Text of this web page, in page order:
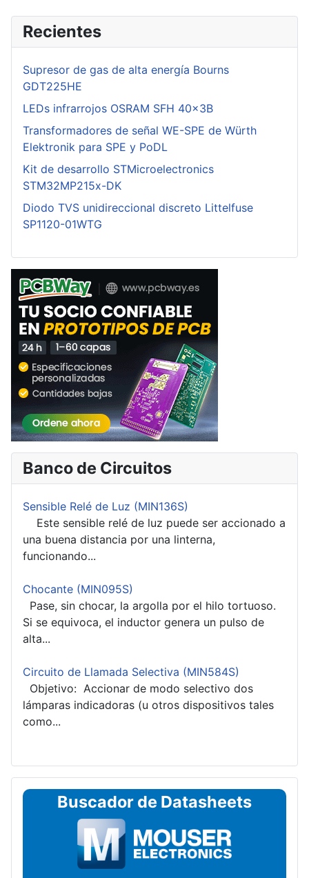
Recientes
Supresor de gas de alta energía Bourns
GDT225HE
LEDs infrarrojos OSRAM SFH 40x3B
Transformadores de señal WE-SPE de Würth
Elektronik para SPE y PoDL
Kit de desarrollo STMicroelectronics
STM32MP215x-DK
Diodo TVS unidireccional discreto Littelfuse
SP1120-01WTG
Banco de Circuitos
Sensible Relé de Luz (MIN136S)
Este sensible relé de luz puede ser accionado a
una buena distancia por una linterna,
funcionando...
Chocante (MIN095S)
Pase, sin chocar, la argolla por el hilo tortuoso.
Si se equivoca, el inductor genera un pulso de
alta...
Circuito de Llamada Selectiva (MIN584S)
Objetivo: Accionar de modo selectivo dos
lámparas indicadoras (u otros dispositivos tales
como...
Buscador de Datasheets